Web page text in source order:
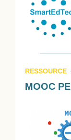
RESSOURCE
MOOC